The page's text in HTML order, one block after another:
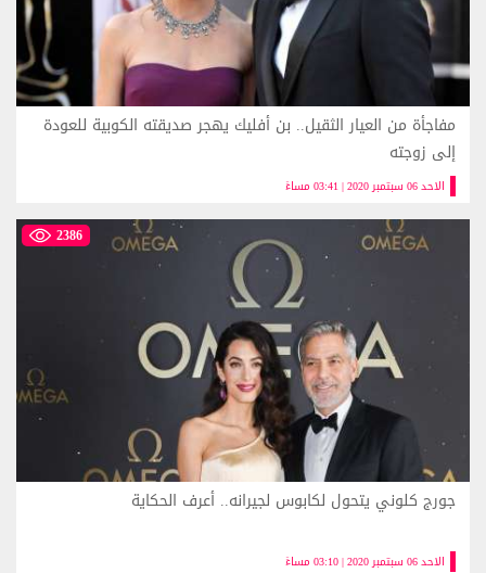
الاحد 06 سبتمبر 2020 | 03:41 مساءً
مفاجأة من العيار الثقيل.. بن أفليك يهجر صديقته الكوبية للعودة
إلى زوجته
2386
الاحد 06 سبتمبر 2020 | 03:10 مساءً
جورج كلوني يتحول لكابوس لجيرانه.. أعرف الحكاية